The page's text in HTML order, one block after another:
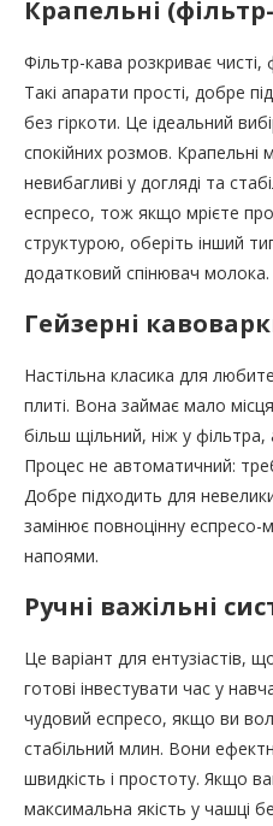
Крапельні
Фільтр-кава розкриває чисті,
Такі апарати прості, добре
без гіркоти. Це ідеальний
спокійних розмов. Крапельні
невибагливі у догляді та
еспресо, тож якщо мрієте
структурою, оберіть інший
додатковий спінювач молока.
Гейзерні
Настільна класика для
плиті. Вона займає мало
більш щільний, ніж у
Процес не автоматичний:
Добре підходить для
замінює повноцінну
напоями.
Ручні важільні
Це варіант для ентузіастів,
готові інвестувати час у
чудовий еспресо, якщо ви
стабільний млин. Вони
швидкість і простоту. Якщо
максимальна якість у чашці